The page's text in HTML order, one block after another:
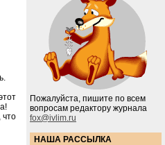
что
Пожалуйста, пишите по всем
вопросам редактору журнала
fox@ivlim.ru
НАША РАССЫЛКА